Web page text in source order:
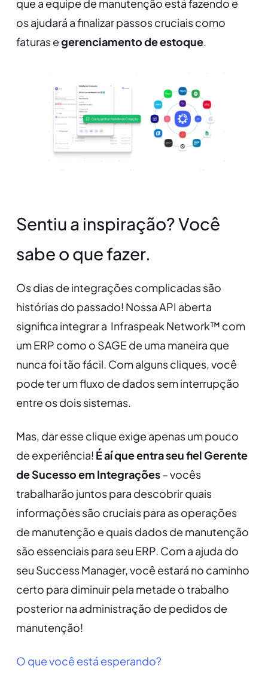
que a equipe de manutenção está fazendo e
os ajudará a finalizar passos cruciais como
faturas egerenciamento de estoque.
Sentiu a inspiração? Você
sabe o que fazer.
Os dias de integrações complicadas são
histórias do passado! Nossa API aberta
significa integrar a Infraspeak Network™ com
um ERP como o SAGE de uma maneira que
nunca foi tão fácil. Com alguns cliques, você
pode ter um fluxo de dados sem interrupção
entre os dois sistemas.
Mas, dar esse clique exige apenas um pouco
de experiência! É aí que entra seu fiel Gerente
de Sucesso em Integrações– vocês
trabalharão juntos para descobrir quais
informações são cruciais para as operações
de manutenção e quais dados de manutenção
são essenciais para seu ERP. Com a ajuda do
seu Success Manager, você estará no caminho
certo para diminuir pela metade o trabalho
posterior na administração de pedidos de
manutenção!
O que você está esperando?